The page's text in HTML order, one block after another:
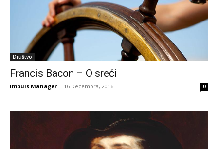
Društvo
Francis Bacon – O sreći
Impuls Manager - 16 Decembra, 2016 0